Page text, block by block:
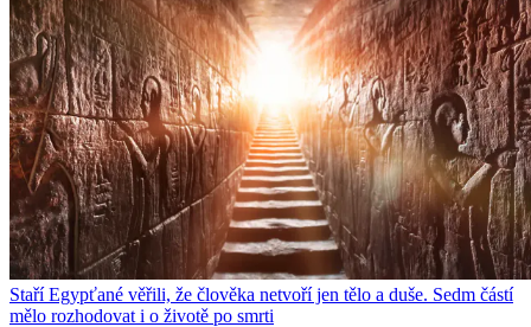
Staří Egypťané věřili, že člověka netvoří jen tělo a duše. Sedm částí
mělo rozhodovat i o životě po smrti